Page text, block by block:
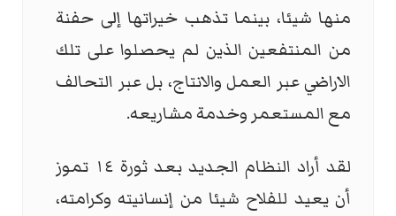
منها شيئا، بينما تذهب خيراتها إلى حفنة
من المنتفعين الذين لم يحصلوا على تلك
الاراضي عبر العمل والانتاج، بل عبر التحالف
مع المستعمر وخدمة مشاريعه.
لقد أراد النظام الجديد بعد ثورة ١٤ تموز
أن يعيد للفلاح شيئا من إنسانيته وكرامته،